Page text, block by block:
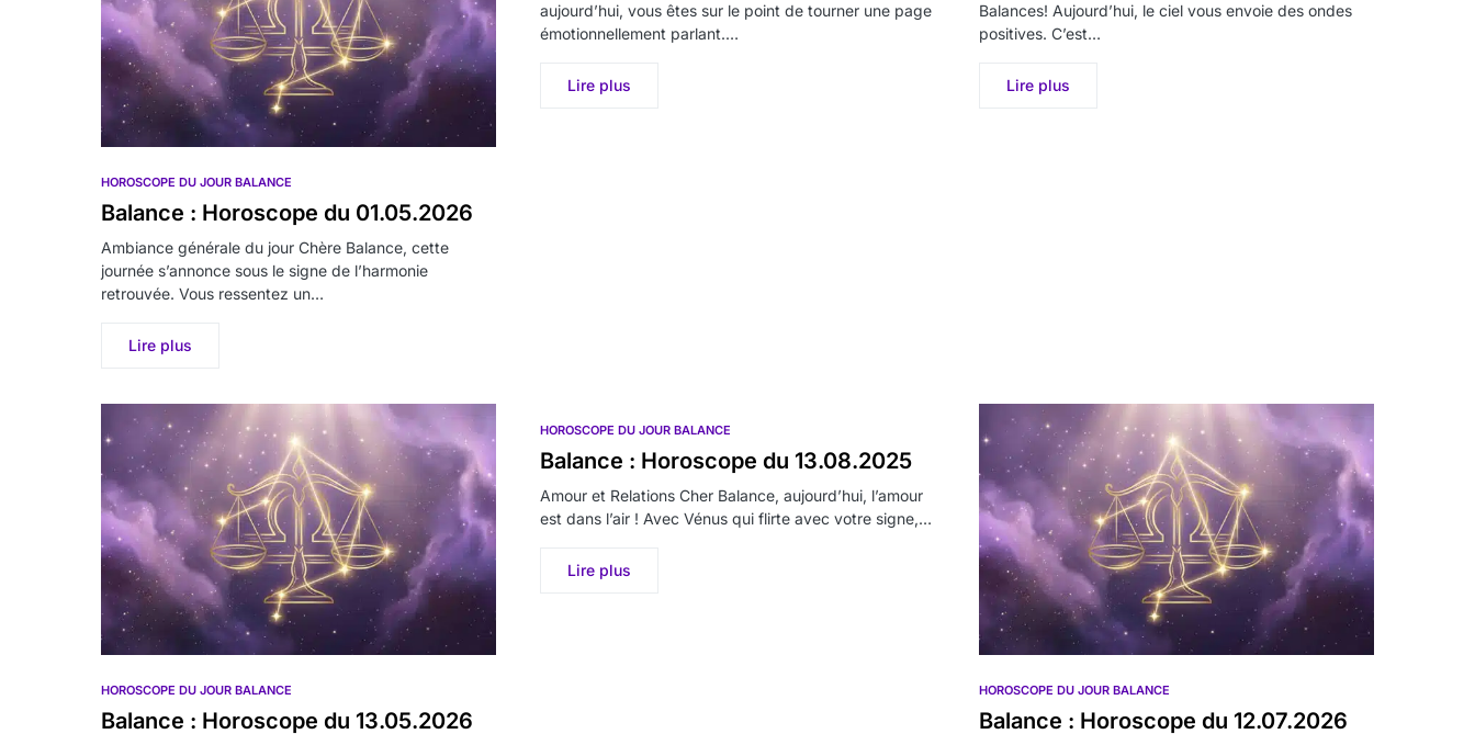
HOROSCOPE DU JOUR BALANCE
Balance : Horoscope du 01.05.2026
Ambiance générale du jour Chère Balance, cette
journée s’annonce sous le signe de l’harmonie
retrouvée. Vous ressentez un…
Lire plus
aujourd’hui, vous êtes sur le point de tourner une page
émotionnellement parlant.…
Lire plus
Balances! Aujourd’hui, le ciel vous envoie des ondes
positives. C’est…
Lire plus
HOROSCOPE DU JOUR BALANCE
Balance : Horoscope du 13.05.2026
HOROSCOPE DU JOUR BALANCE
Balance : Horoscope du 13.08.2025
Amour et Relations Cher Balance, aujourd’hui, l’amour
est dans l’air ! Avec Vénus qui flirte avec votre signe,…
Lire plus
HOROSCOPE DU JOUR BALANCE
Balance : Horoscope du 12.07.2026